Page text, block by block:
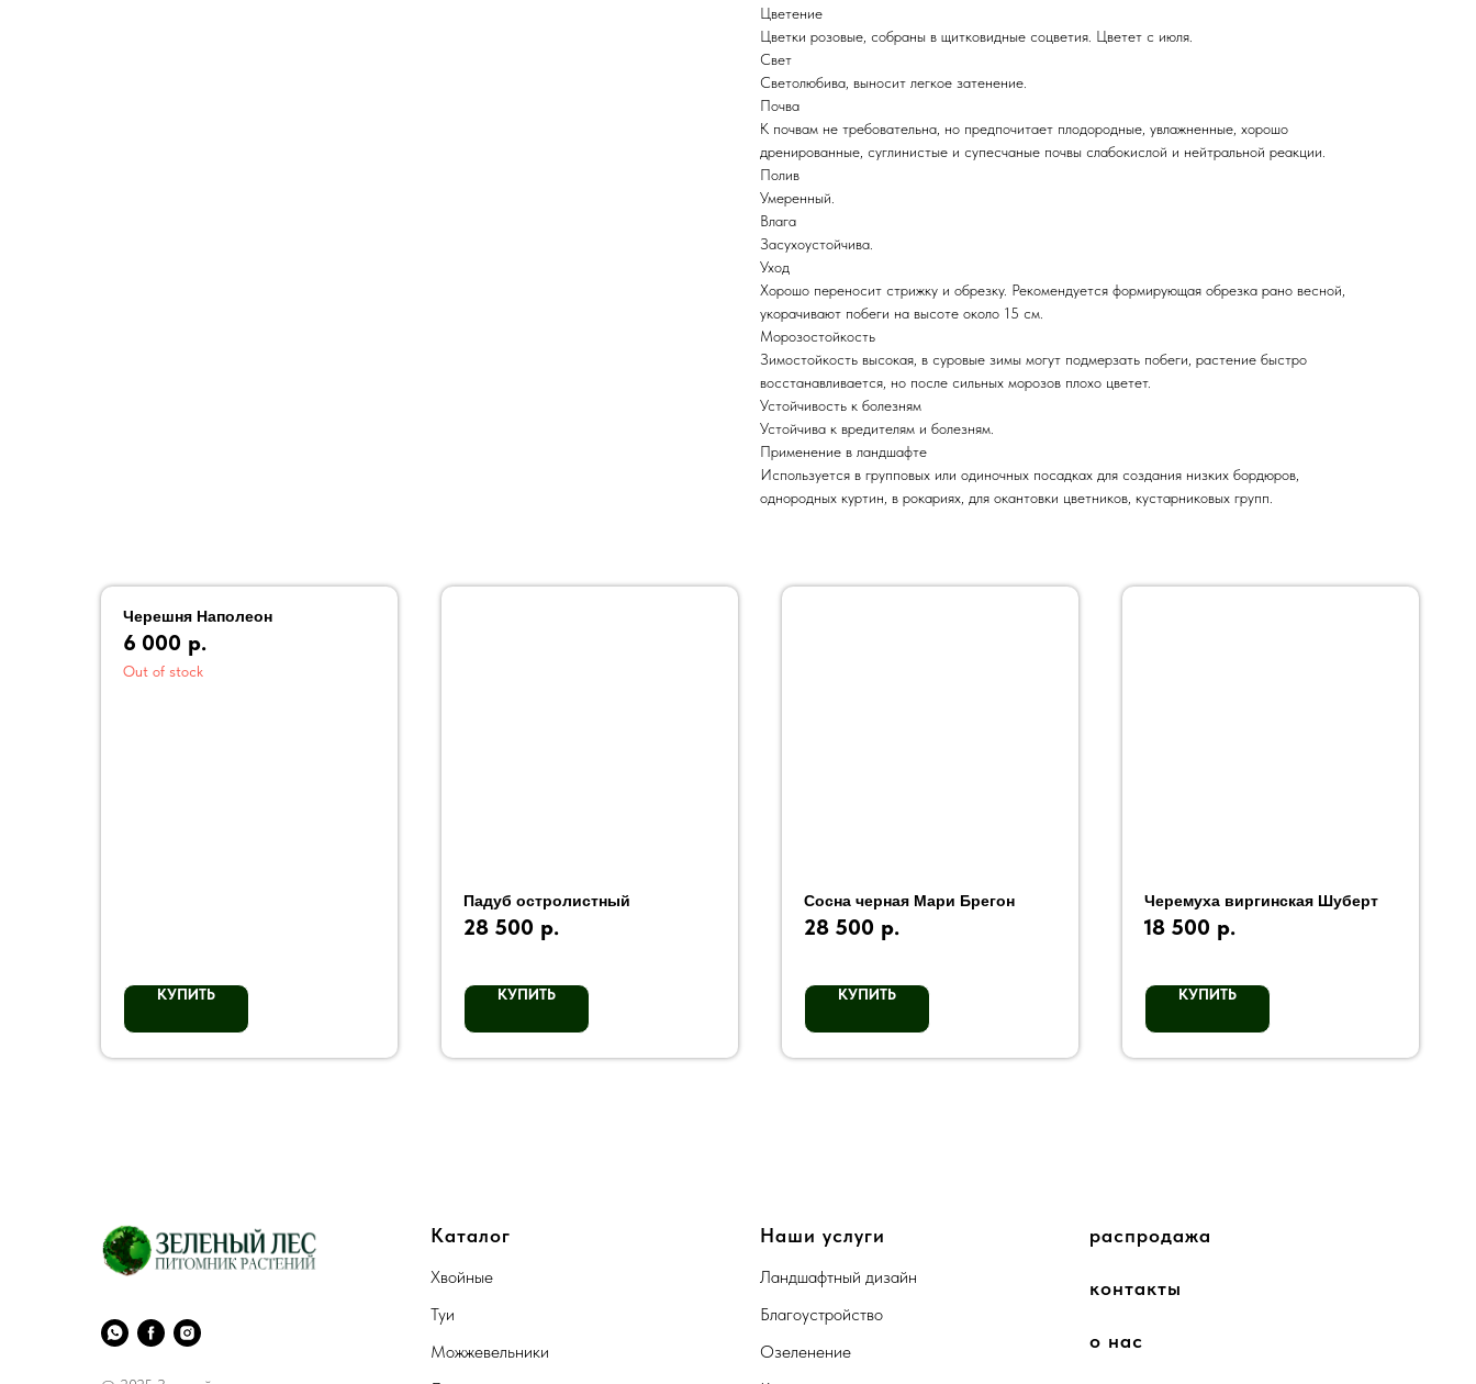
Цветение
Цветки розовые, собраны в щитковидные соцветия. Цветет с июля.
Свет
Светолюбива, выносит легкое затенение.
Почва
К почвам не требовательна, но предпочитает плодородные, увлажненные, хорошо
дренированные, суглинистые и супесчаные почвы слабокислой и нейтральной реакции.
Полив
Умеренный.
Влага
Засухоустойчива.
Уход
Хорошо переносит стрижку и обрезку. Рекомендуется формирующая обрезка рано весной,
укорачивают побеги на высоте около 15 см.
Морозостойкость
Зимостойкость высокая, в суровые зимы могут подмерзать побеги, растение быстро
восстанавливается, но после сильных морозов плохо цветет.
Устойчивость к болезням
Устойчива к вредителям и болезням.
Применение в ландшафте
Используется в групповых или одиночных посадках для создания низких бордюров,
однородных куртин, в рокариях, для окантовки цветников, кустарниковых групп.
Черешня Наполеон
6 000 р.
Out of stock
КУПИТЬ
Падуб остролистный
28 500 р.
КУПИТЬ
Сосна черная Мари Брегон
28 500 р.
КУПИТЬ
Черемуха виргинская Шуберт
18 500 р.
КУПИТЬ
Каталог
Хвойные
Туи
Можжевельники
Наши услуги
Ландшафтный дизайн
Благоустройство
Озеленение
распродажа
контакты
о нас